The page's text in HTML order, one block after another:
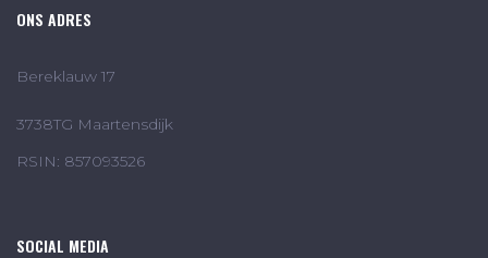
ONS ADRES
Bereklauw 17
3738TG Maartensdijk
RSIN: 857093526
SOCIAL MEDIA